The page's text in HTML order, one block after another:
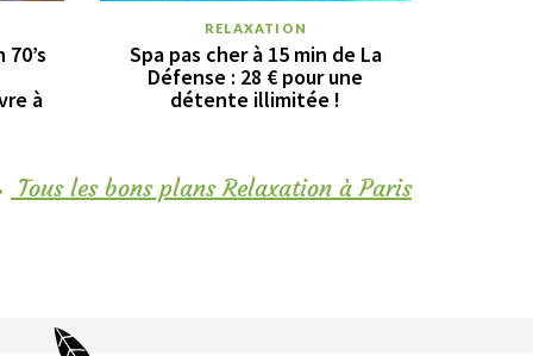
à
RELAXATION
Spa pas cher à 15 min de La
Défense : 28 € pour une
détente illimitée !
Tous les bons plans Relaxation à Paris